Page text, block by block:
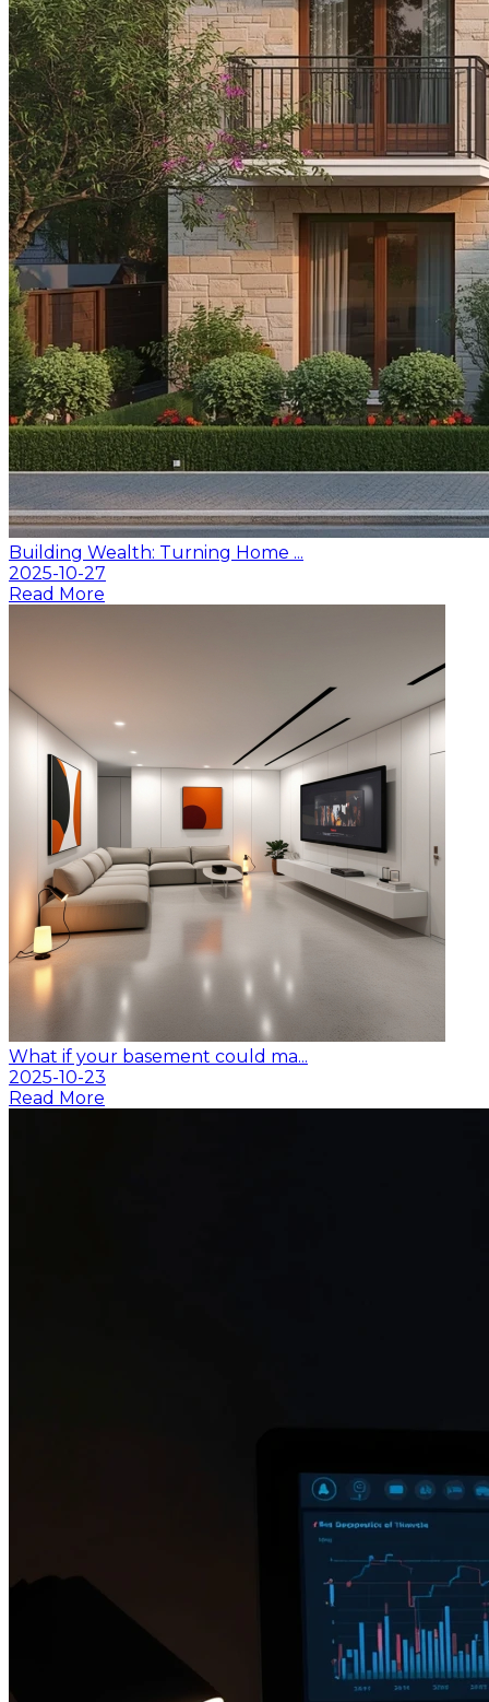
Building Wealth: Turning Home ...
2025-10-27
Read More
What if your basement could ma...
2025-10-23
Read More